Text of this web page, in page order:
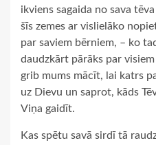
ikviens sagaida no sava
šīs zemes ar vislielāko
par saviem bērniem, – ko
daudzkārt pārāks par
grib mums mācīt, lai katrs
uz Dievu un saprot, kāds
Viņa gaidīt.
Kas spētu savā sirdī tā